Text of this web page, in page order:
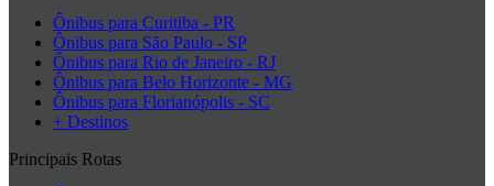
Ônibus para Curitiba - PR
Ônibus para São Paulo - SP
Ônibus para Rio de Janeiro - RJ
Ônibus para Belo Horizonte - MG
Ônibus para Florianópolis - SC
+ Destinos
Principais Rotas